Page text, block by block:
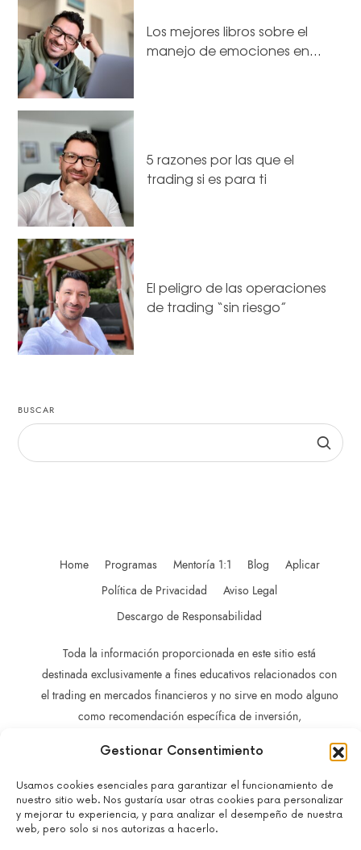
Gestionar Consentimiento
Usamos cookies esenciales para garantizar el funcionamiento de
nuestro sitio web. Nos gustaría usar otras cookies para personalizar
y mejorar tu experiencia, y para analizar el desempeño de nuestra
web, pero solo si nos autorizas a hacerlo.
Los mejores libros sobre el
manejo de emociones en…
5 razones por las que el
trading si es para ti
El peligro de las operaciones
de trading “sin riesgo”
BUSCAR
Home Programas Mentoría 1:1 Blog
Aplicar
Política de Privacidad
Aviso Legal
Descargo de Responsabilidad
Toda la información proporcionada en este sitio está
destinada exclusivamente a fines educativos relacionados con
el trading en mercados financieros y no sirve en modo alguno
como recomendación específica de inversión,
inversión o recomendación general similar en relación con el
trading de instrumentos de inversión.
La información contenida en este sitio no está dirigida a
residentes en ningún país o jurisdicción en los que dicha